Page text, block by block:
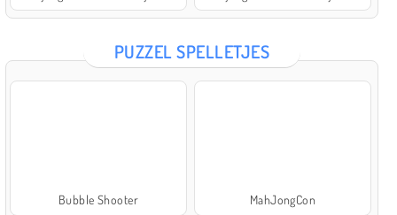
PUZZEL SPELLETJES
Bubble Shooter MahJongCon